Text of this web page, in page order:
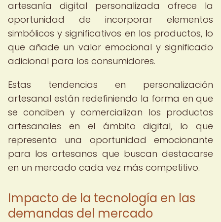
artesanía digital personalizada ofrece la
oportunidad de incorporar elementos
simbólicos y significativos en los productos, lo
que añade un valor emocional y significado
adicional para los consumidores.
Estas tendencias en personalización
artesanal están redefiniendo la forma en que
se conciben y comercializan los productos
artesanales en el ámbito digital, lo que
representa una oportunidad emocionante
para los artesanos que buscan destacarse
en un mercado cada vez más competitivo.
Impacto de la tecnología en las
demandas del mercado